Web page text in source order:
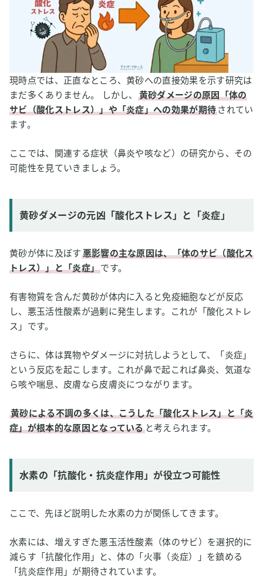
現時点では、正直なところ、黄砂への直接効果を示す研究は
まだ多くありません。 しかし、
黄砂ダメージの原因「体の
サビ（酸化ストレス）」や「炎症」への効果が期待されてい
ます。
ここでは、関連する症状（鼻炎や咳など）の研究から、その
可能性を見ていきましょう。
黄砂ダメージの元凶「酸化ストレス」と「炎症」
黄砂が体に及ぼす悪影響の主な原因は、「体のサビ（酸化ス
トレス）」と「炎症」です。
有害物質を含んだ黄砂が体内に入ると免疫細胞などが反応
し、悪玉活性酸素が過剰に発生します。これが「酸化ストレ
ス」です。
さらに、体は異物やダメージに対抗しようとして、「炎症」
という反応を起こします。これが鼻で起これば鼻炎、気道な
ら咳や喘息、皮膚なら皮膚炎につながります。
黄砂による不調の多くは、こうした「酸化ストレス」と「炎
症」が根本的な原因となっていると考えられます。
水素の「抗酸化・抗炎症作用」が役立つ可能性
ここで、先ほど説明した水素の力が関係してきます。
水素には、増えすぎた悪玉活性酸素（体のサビ）を選択的に
減らす「抗酸化作用」と、体の「火事（炎症）」を鎮める
「抗炎症作用」が期待されています。